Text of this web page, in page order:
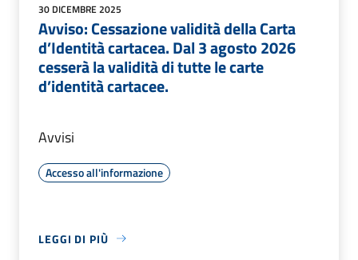
30 DICEMBRE 2025
Avviso: Cessazione validità della Carta
d’Identità cartacea. Dal 3 agosto 2026
cesserà la validità di tutte le carte
d’identità cartacee.
Avvisi
Accesso all'informazione
LEGGI DI PIÙ